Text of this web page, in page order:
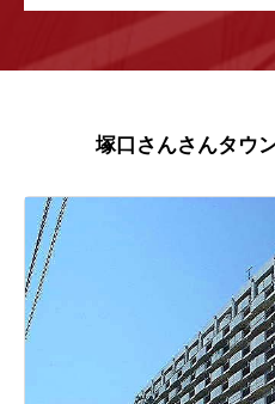
塚口さんさんタウ